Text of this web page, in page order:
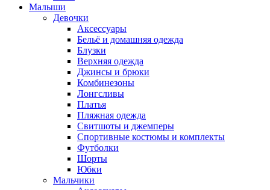
Малыши
Девочки
Аксессуары
Бельё и домашняя одежда
Блузки
Верхняя одежда
Джинсы и брюки
Комбинезоны
Лонгсливы
Платья
Пляжная одежда
Свитшоты и джемперы
Спортивные костюмы и комплекты
Футболки
Шорты
Юбки
Мальчики